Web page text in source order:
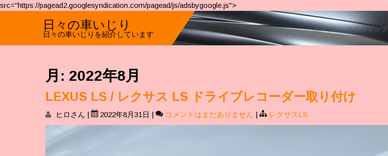
src="https://pagead2.googlesyndication.com/pagead/js/adsbygoogle.js">
日々の車いじり
日々の車いじりを紹介しています
ホーム サイトマップ
月: 2022年8月
LEXUS LS / レクサス LS ドライブレコーダー取り付け
ヒロさん | 2022年8月31日 | コメントはまだありません | レクサスLS